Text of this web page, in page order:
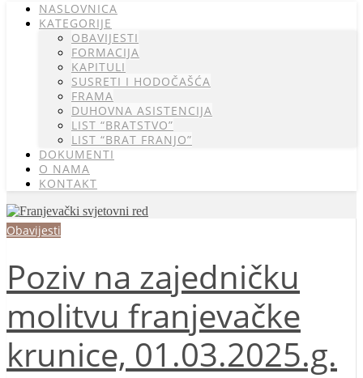
NASLOVNICA
KATEGORIJE
OBAVIJESTI
FORMACIJA
KAPITULI
SUSRETI I HODOČAŠĆA
FRAMA
DUHOVNA ASISTENCIJA
LIST “BRATSTVO”
LIST “BRAT FRANJO”
DOKUMENTI
O NAMA
KONTAKT
Obavijesti
Poziv na zajedničku
molitvu franjevačke
krunice, 01.03.2025.g.